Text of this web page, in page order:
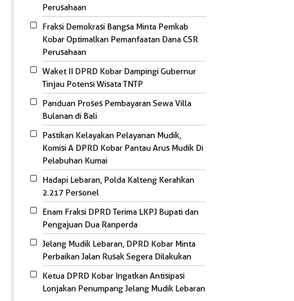
Perusahaan
Fraksi Demokrasi Bangsa Minta Pemkab
Kobar Optimalkan Pemanfaatan Dana CSR
Perusahaan
Waket II DPRD Kobar Dampingi Gubernur
Tinjau Potensi Wisata TNTP
Panduan Proses Pembayaran Sewa Villa
Bulanan di Bali
Pastikan Kelayakan Pelayanan Mudik,
Komisi A DPRD Kobar Pantau Arus Mudik Di
Pelabuhan Kumai
Hadapi Lebaran, Polda Kalteng Kerahkan
2.217 Personel
Enam Fraksi DPRD Terima LKPJ Bupati dan
Pengajuan Dua Ranperda
Jelang Mudik Lebaran, DPRD Kobar Minta
Perbaikan Jalan Rusak Segera Dilakukan
Ketua DPRD Kobar Ingatkan Antisipasi
Lonjakan Penumpang Jelang Mudik Lebaran